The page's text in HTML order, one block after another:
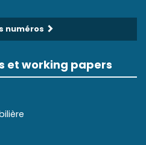
numéros
et working papers